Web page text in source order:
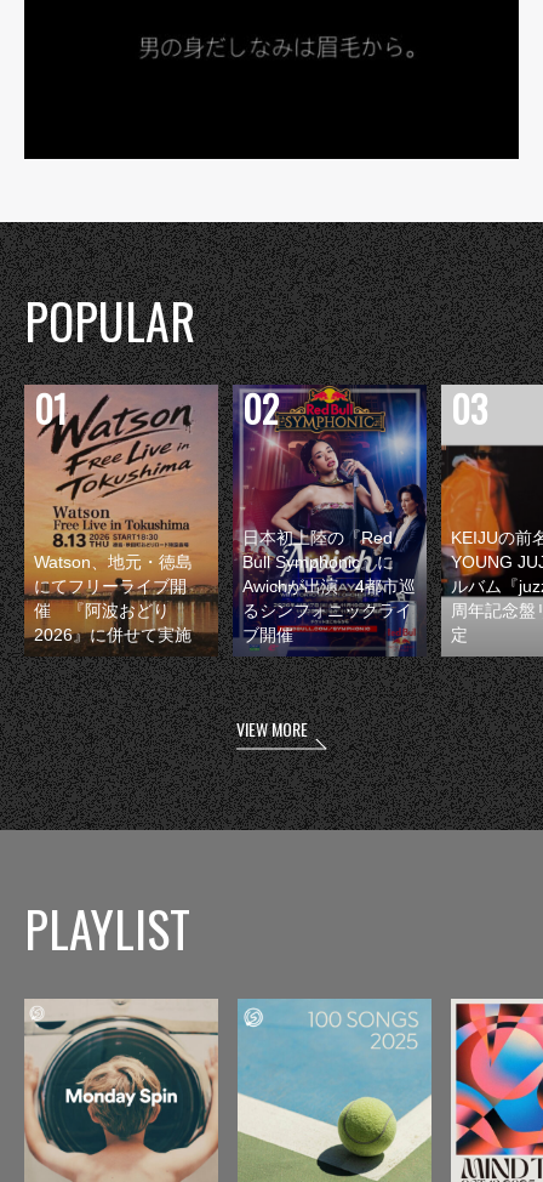
POPULAR
Watson、地元・徳島
にてフリーライブ開
催 『阿波おどり
2026』に併せて実施
日本初上陸の『Red
Bull Symphonic』に
Awichが出演 4都市巡
るシンフォニックライ
ブ開催
KEIJUの前
YOUNG
ルバム『
周年記念盤
定
VIEW MORE
PLAYLIST